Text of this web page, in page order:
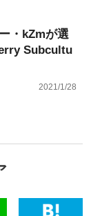
・kZmが選
Subcultu
2021/1/28